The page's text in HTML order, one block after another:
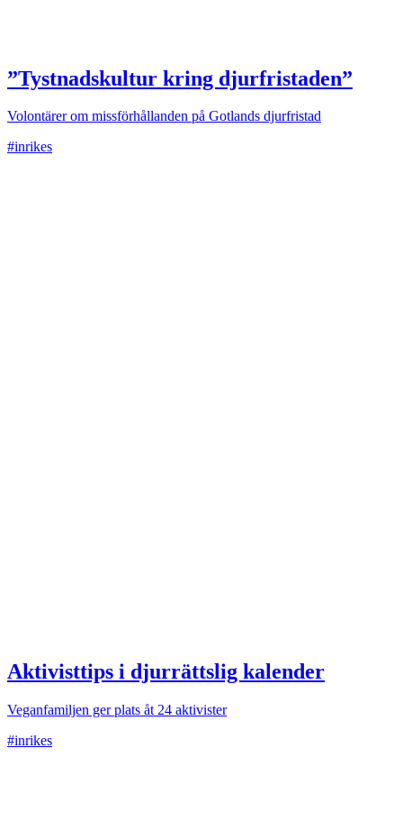
”Tystnadskultur kring djurfristaden”
Volontärer om missförhållanden på Gotlands djurfristad
#inrikes
Aktivisttips i djurrättslig kalender
Veganfamiljen ger plats åt 24 aktivister
#inrikes